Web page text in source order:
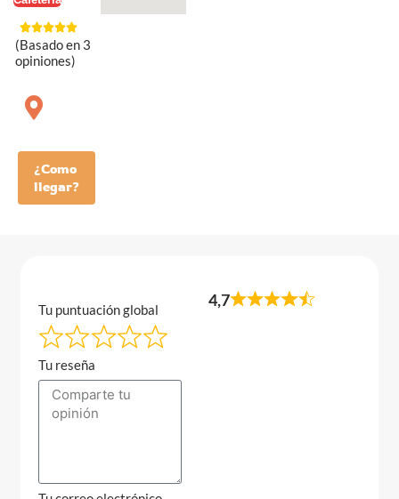
(Basado en 3
opiniones)
¿Como
llegar?
Tu puntuación global
Tu reseña
4,7